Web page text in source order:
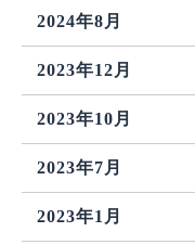
2024年8月
2023年12月
2023年10月
2023年7月
2023年1月